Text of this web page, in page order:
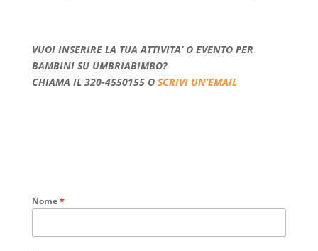
VUOI INSERIRE LA TUA ATTIVITA’ O EVENTO PER
BAMBINI SU UMBRIABIMBO?
CHIAMA IL 320-4550155 O SCRIVI UN’EMAIL
Nome*